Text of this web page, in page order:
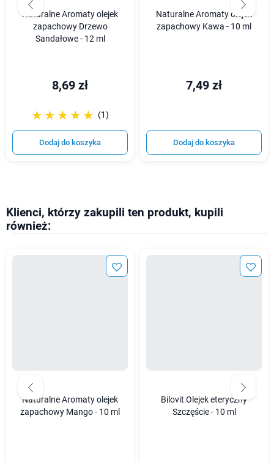
Naturalne Aromaty olejek
zapachowy Drzewo
Sandałowe - 12 ml
8,69 zł
☆☆☆☆☆
★★★★★ (1)
Dodaj do koszyka
Naturalne Aromaty olejek
zapachowy Kawa - 10 ml
7,49 zł
Dodaj do koszyka
Klienci, którzy zakupili ten produkt, kupili
również:
Naturalne Aromaty olejek
zapachowy Mango - 10 ml
Bilovit Olejek eteryczny
Szczęście - 10 ml